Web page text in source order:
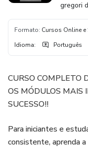
gregori
Formato: Cursos Online
Idioma: Português
CURSO COMPLETO
OS MÓDULOS MAIS
SUCESSO!!
Para iniciantes e
consistente, aprenda